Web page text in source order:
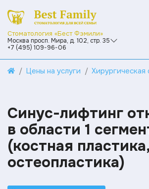
Стоматология «Бест Фэмили»
Москва просп. Мира, д. 102, стр. 35
+7 (495) 109-96-06
Цены на услуги Хирургическая
Синус-лифтинг
в области 1
(костная пластика,
остеопластика)